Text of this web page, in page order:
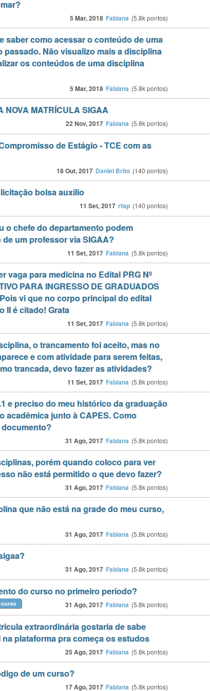
5 Mar, 2018 Fabiana (5.8kpontos)
saber como acessar o conteúdo de uma
Não visualizo mais a disciplina
os conteúdos de uma disciplina
5 Mar, 2018 Fabiana (5.8kpontos)
NOVA MATRÍCULA SIGAA
22 Nov, 2017 Fabiana (5.8kpontos)
de Estágio - TCE com as
18 Out, 2017 Daniel Brito (140 pontos)
bolsa auxílio
11 Set, 2017 rfap (140 pontos)
o chefe do departamento podem
um professor via SIGAA?
11 Set, 2017 Fabiana (5.8kpontos)
vaga para medicina no Edital PRG Nº
PARA INGRESSO DE GRADUADOS
vi que no corpo principal do edital
II é citado! Grata
11 Set, 2017 Fabiana (5.8kpontos)
o trancamento foi aceito, mas no
e com atividade para serem feitas,
trancada, devo fazer as atividades?
11 Set, 2017 Fabiana (5.8kpontos)
e preciso do meu histórico da graduação
acadêmica junto à CAPES. Como
31 Ago, 2017 Fabiana (5.8kpontos)
porém quando coloco para ver
não está permitido o que devo fazer?
31 Ago, 2017 Fabiana (5.8kpontos)
que não está na grade do meu curso,
31 Ago, 2017 Fabiana (5.8kpontos)
31 Ago, 2017 Fabiana (5.8kpontos)
do curso no primeiro período?
31 Ago, 2017 Fabiana (5.8kpontos)
extraordinária gostaria de sabe
plataforma pra começa os estudos
25 Ago, 2017 Fabiana (5.8kpontos)
de um curso?
17 Ago, 2017 Fabiana (5.8kpontos)